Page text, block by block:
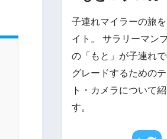
子連れマイラーの旅
イト。 サラリーマン
の「もと」が子連れ
グレードするための
ト・カメラについて
す。